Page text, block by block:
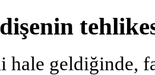
hale geldiğinde,